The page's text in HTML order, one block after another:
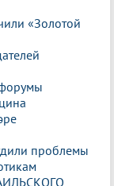
«Золотой
проблемы